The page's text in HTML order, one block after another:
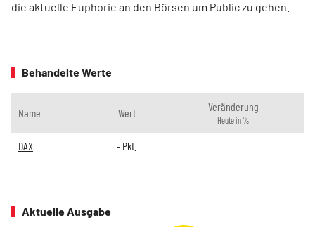
die aktuelle Euphorie an den Börsen um Public zu gehen.
Behandelte Werte
Name Wert Veränderung
Heute in %
DAX - Pkt.
Aktuelle Ausgabe